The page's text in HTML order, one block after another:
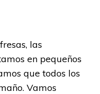
las
en pequeños
que todos los
Vamos